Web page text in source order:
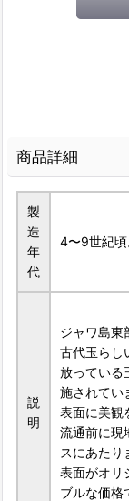
商品詳細
製
造
年
代
4〜9世紀頃
説
明
ジャワ島東
古代玉らし
放っている
施されてい
表面に美観
流通前に現
スにあたり
表面がオリ
ブルな価格